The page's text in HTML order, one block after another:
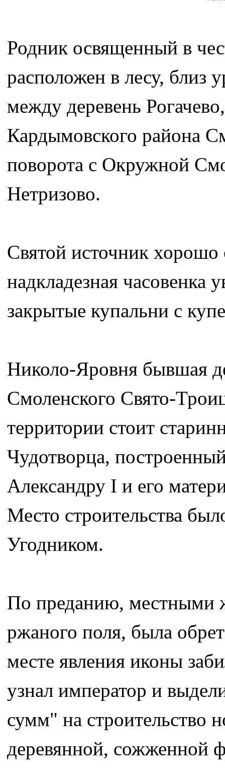
Родник освященный в
расположен в лесу, близ
между деревень
Кардымовского района
поворота с Окружной
Нетризово.
Святой источник хорошо
надкладезная часовенка
закрытые купальни с
Николо-Яровня бывшая
Смоленского Свято-
территории стоит
Чудотворца,
Александру I и его
Место строительства
Угодником.
По преданию, местными
ржаного поля, была
месте явления иконы
узнал император и
сумм" на строительство
деревянной, сожженной